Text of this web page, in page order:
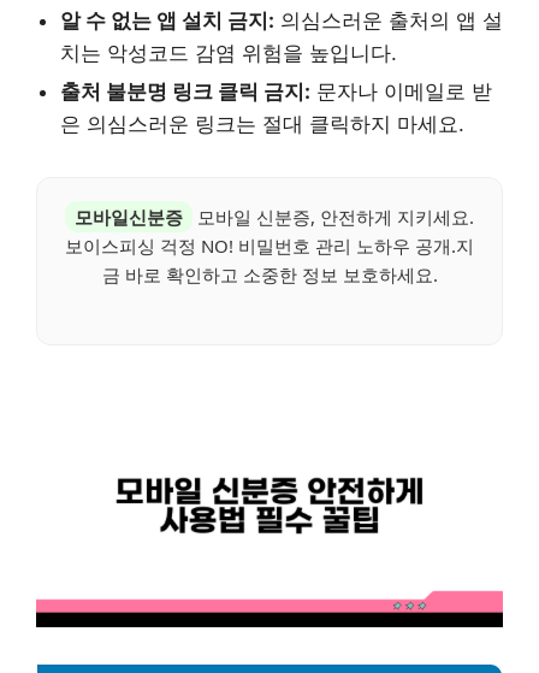
알 수 없는 앱 설치 금지: 의심스러운 출처의 앱 설
치는 악성코드 감염 위험을 높입니다.
출처 불분명 링크 클릭 금지: 문자나 이메일로 받
은 의심스러운 링크는 절대 클릭하지 마세요.
모바일신분증
모바일 신분증, 안전하게 지키세요.
보이스피싱 걱정 NO! 비밀번호 관리 노하우 공개.지
금 바로 확인하고 소중한 정보 보호하세요.